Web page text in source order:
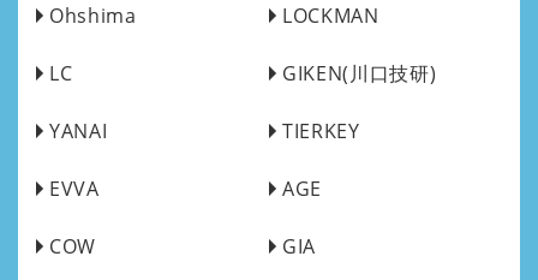
Ohshima LOCKMAN
LC GIKEN(川口技研)
YANAI TIERKEY
EVVA AGE
COW GIA